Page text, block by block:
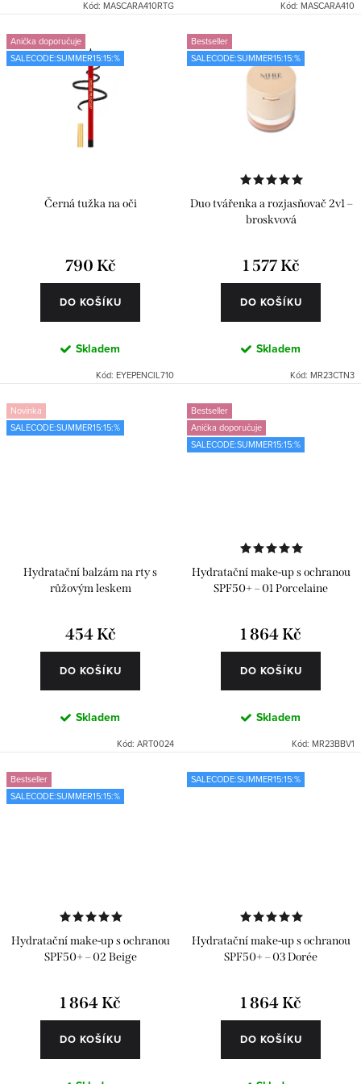
Kód: MASCARA410RTG Kód: MASCARA410
Anička doporučuje
SALECODE:SUMMER15:15:%
Černá tužka na oči
790 Kč
DO KOŠÍKU
Skladem
Kód: EYEPENCIL710
Bestseller
SALECODE:SUMMER15:15:%
Duo tvářenka a rozjasňovač 2v1 –
broskvová
1 577 Kč
DO KOŠÍKU
Skladem
Kód: MR23CTN3
Novinka
SALECODE:SUMMER15:15:%
Hydratační balzám na rty s
růžovým leskem
454 Kč
DO KOŠÍKU
Skladem
Kód: ART0024
Bestseller
Anička doporučuje
SALECODE:SUMMER15:15:%
Hydratační make-up s ochranou
SPF50+ – 01 Porcelaine
1 864 Kč
DO KOŠÍKU
Skladem
Kód: MR23BBV1
Bestseller
SALECODE:SUMMER15:15:%
Hydratační make-up s ochranou
SPF50+ – 02 Beige
1 864 Kč
DO KOŠÍKU
SALECODE:SUMMER15:15:%
Hydratační make-up s ochranou
SPF50+ – 03 Dorée
1 864 Kč
DO KOŠÍKU